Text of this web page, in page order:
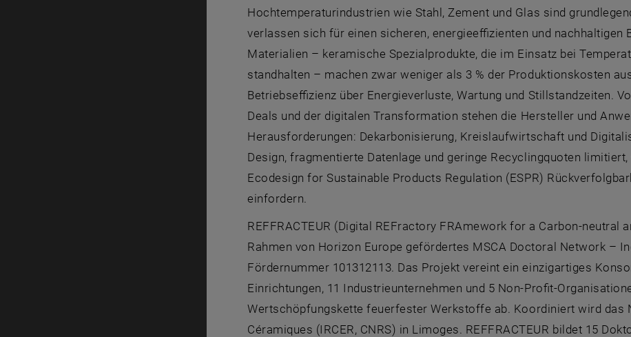
Hochtemperaturindustrien wie Stahl, Zement und Glas sind
verlassen sich für einen sicheren, energieeffizienten und
Materialien – keramische Spezialprodukte, die im Einsatz bei
standhalten – machen zwar weniger als 3 % der Produktionskosten
Betriebseffizienz über Energieverluste, Wartung und Stillstandzeiten.
Deals und der digitalen Transformation stehen die Hersteller und
Herausforderungen: Dekarbonisierung, Kreislaufwirtschaft und
Design, fragmentierte Datenlage und geringe Recyclingquoten
Ecodesign for Sustainable Products Regulation (ESPR)
einfordern.
REFFRACTEUR (Digital REFractory FRAmework for a Carbon-neutral
Rahmen von Horizon Europe gefördertes MSCA Doctoral Network –
Fördernummer 101312113. Das Projekt vereint ein einzigartiges
Einrichtungen, 11 Industrieunternehmen und 5 Non-Profit-
Wertschöpfungskette feuerfester Werkstoffe ab. Koordiniert wird das
Céramiques (IRCER, CNRS) in Limoges. REFFRACTEUR bildet 15